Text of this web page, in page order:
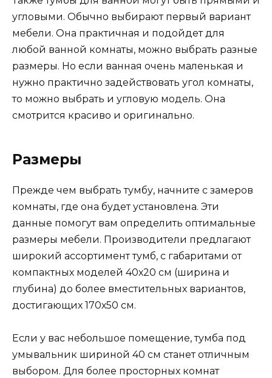
угловыми. Обычно выбирают первый вариант
мебели. Она практичная и подойдет для
любой ванной комнаты, можно выбрать разные
размеры. Но если ванная очень маленькая и
нужно практично задействовать угол комнаты,
то можно выбрать и угловую модель. Она
смотрится красиво и оригинально.
Размеры
Прежде чем выбрать тумбу, начните с замеров
комнаты, где она будет установлена. Эти
данные помогут вам определить оптимальные
размеры мебели. Производители предлагают
широкий ассортимент тумб, с габаритами от
компактных моделей 40х20 см (ширина и
глубина) до более вместительных вариантов,
достигающих 170х50 см.
Если у вас небольшое помещение, тумба под
умывальник шириной 40 см станет отличным
выбором. Для более просторных комнат